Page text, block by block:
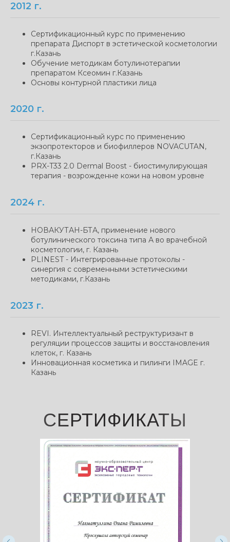
2012 г.
Сертификационный курс по применению
препарата Диспорт в эстетической косметологии
г.Казань
Обучение методикам ботулинотерапии
препаратом Ксеомин г.Казань
Основы контурной пластики лица
2020 г.
Сертификационный курс по применению
экзопротекторов и биофиллеров NOVACUTAN,
г.Казань
PRX-T33 2.0 Dermal Boost - биостимулирующая
терапия - возрожденне кожи на новом уровне
2024 г.
НОВАКУТАН-БТА, применение нового
ботулинического токсина типа А во врачебной
косметологии, г. Казань
PLINEST - Интегрированные протоколы -
синергия с современными эстетическими
методиками, г.Казань
2023 г.
REVI. Интеллектуальный реструктуризант в
регуляции процессов защиты и восстановления
клеток, г. Казань
Инновационная косметика и пилинги IMAGE г.
Казань
СЕРТИФИКАТЫ